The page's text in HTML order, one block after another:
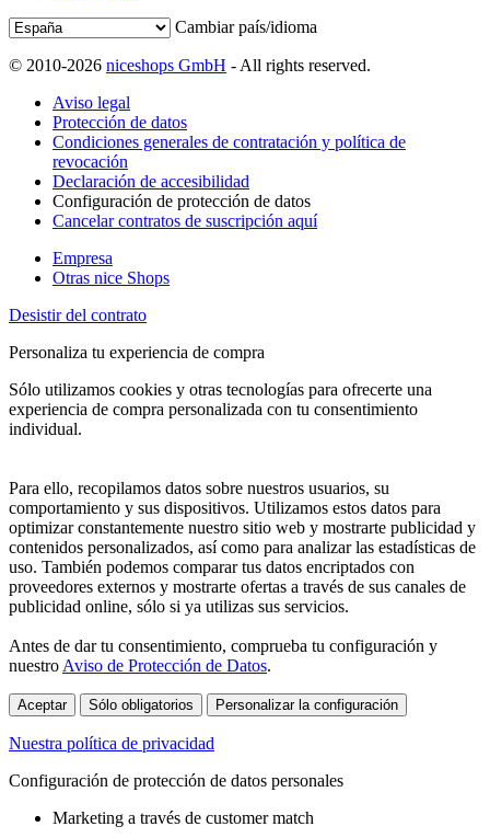
Cambiar país/idioma
© 2010-2026 niceshops GmbH - All rights reserved.
Aviso legal
Protección de datos
Condiciones generales de contratación y política de
revocación
Declaración de accesibilidad
Configuración de protección de datos
Cancelar contratos de suscripción aquí
Empresa
Otras nice Shops
Desistir del contrato
Personaliza tu experiencia de compra
Sólo utilizamos cookies y otras tecnologías para ofrecerte una
experiencia de compra personalizada con tu consentimiento
individual.
Para ello, recopilamos datos sobre nuestros usuarios, su
comportamiento y sus dispositivos. Utilizamos estos datos para
optimizar constantemente nuestro sitio web y mostrarte publicidad y
contenidos personalizados, así como para analizar las estadísticas de
uso. También podemos comparar tus datos encriptados con
proveedores externos y mostrarte ofertas a través de sus canales de
publicidad online, sólo si ya utilizas sus servicios.
Antes de dar tu consentimiento, comprueba tu configuración y
nuestro Aviso de Protección de Datos.
Aceptar Sólo obligatorios Personalizar la configuración
Nuestra política de privacidad
Configuración de protección de datos personales
Marketing a través de customer match